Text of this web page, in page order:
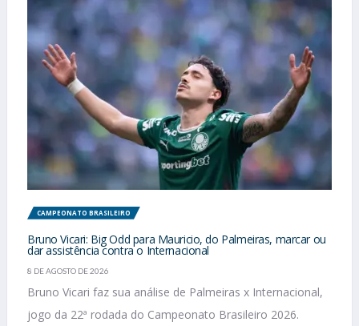
CAMPEONATO BRASILEIRO
Bruno Vicari: Big Odd para Mauricio, do Palmeiras, marcar ou
dar assistência contra o Internacional
8 DE AGOSTO DE 2026
Bruno Vicari faz sua análise de Palmeiras x Internacional,
jogo da 22ª rodada do Campeonato Brasileiro 2026.